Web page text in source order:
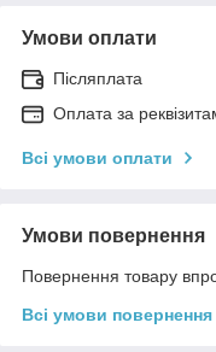
Умови оплати
Післяплата
Оплата за
Всі умови оплати
Умови повернення
Повернення товару
Всі умови повернення